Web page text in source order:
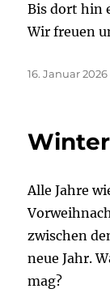
Bis dort hin
Wir freuen
Veröffentlicht
16. Januar 2026
Alle Jahre
zwischen
neue Jahr.
mag?